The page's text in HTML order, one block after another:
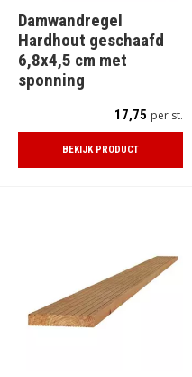
Damwandregel
Hardhout geschaafd
6,8x4,5 cm met
sponning
17,75 per st.
BEKIJK PRODUCT